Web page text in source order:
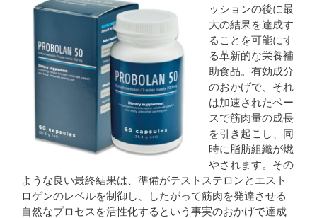
ッションの後に最
大の結果を達成す
ることを可能にす
る革新的な栄養補
助食品。有効成分
のおかげで、それ
は加速されたペー
スで筋肉量の成長
を引き起こし、同
時に脂肪組織が燃
やされます。その
ような良い最終結果は、準備がテストステロンとエスト
ロゲンのレベルを制御し、したがって筋肉を発達させる
自然なプロセスを活性化するという事実のおかげで達成